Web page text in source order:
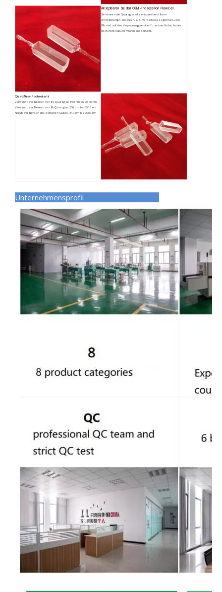
Akzeptieren Sie den OEM-Prozess von Flow Cell.
Sie können die Quarzglaszelle entsprechend Ihren
Anforderungen anpassen, z. B. Verpackung, Logodruck usw.
Wir sind auf den Verpackungsservice für zerbrechliche, bisher
noch nicht kaputte Waren spezialisiert.
Quarzfluss-Poolmaterial
Verwendbarer Bereich von ES-Quarzglas: 190 nm bis 2500 nm
Verwendbarer Bereich von IR-Quarzglas: 250 nm bis 3500 nm
Nutzbarer Bereich des optischen Glases: 340 nm bis 2500 nm
Unternehmensprofil